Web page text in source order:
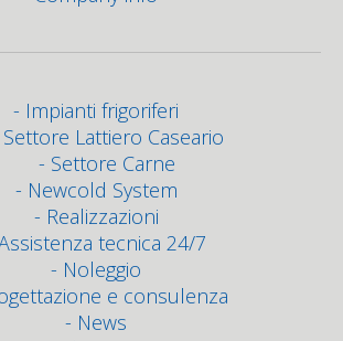
Impianti frigoriferi
Settore Lattiero Caseario
Settore Carne
Newcold System
Realizzazioni
tecnica 24/7
Noleggio
e consulenza
News